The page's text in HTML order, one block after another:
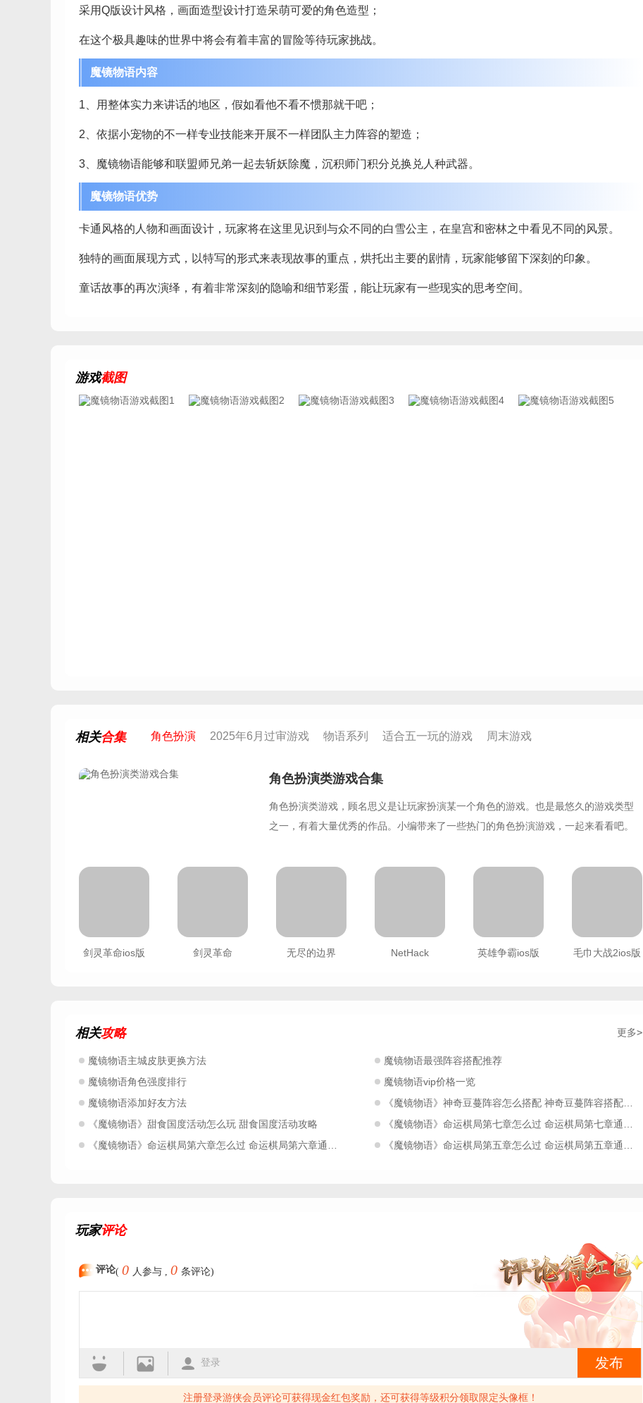
采用Q版设计风格，画面造型设计打造呆萌可爱的角色造型；
在这个极具趣味的世界中将会有着丰富的冒险等待玩家挑战。
魔镜物语内容
1、用整体实力来讲话的地区，假如看他不看不惯那就干吧；
2、依据小宠物的不一样专业技能来开展不一样团队主力阵容的塑造；
3、魔镜物语能够和联盟师兄弟一起去斩妖除魔，沉积师门积分兑换兑人种武器。
魔镜物语优势
卡通风格的人物和画面设计，玩家将在这里见识到与众不同的白雪公主，在皇宫和密林之中看见不同的风景。
独特的画面展现方式，以特写的形式来表现故事的重点，烘托出主要的剧情，玩家能够留下深刻的印象。
童话故事的再次演绎，有着非常深刻的隐喻和细节彩蛋，能让玩家有一些现实的思考空间。
游戏截图
相关合集 角色扮演 2025年6月过审游戏 物语系列 适合五一玩的游戏 周末游戏
角色扮演类游戏合集
角色扮演类游戏，顾名思义是让玩家扮演某一个角色的游戏。也是最悠久的游戏类型
之一，有着大量优秀的作品。小编带来了一些热门的角色扮演游戏，一起来看看吧。
剑灵革命ios版 剑灵革命 无尽的边界 NetHack 英雄争霸ios版 毛巾大战2ios版
相关攻略 更多>
魔镜物语主城皮肤更换方法
魔镜物语最强阵容搭配推荐
魔镜物语角色强度排行
魔镜物语vip价格一览
魔镜物语添加好友方法
《魔镜物语》神奇豆蔓阵容怎么搭配 神奇豆蔓阵容搭配攻略
《魔镜物语》甜食国度活动怎么玩 甜食国度活动攻略
《魔镜物语》命运棋局第七章怎么过 命运棋局第七章通关攻略
《魔镜物语》命运棋局第六章怎么过 命运棋局第六章通关攻略
《魔镜物语》命运棋局第五章怎么过 命运棋局第五章通关攻略
玩家评论
评论( 0 人参与 , 0 条评论)
登录 发布
注册登录游侠会员评论可获得现金红包奖励，还可获得等级积分领取限定头像框！